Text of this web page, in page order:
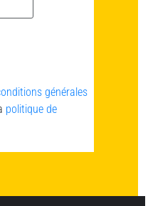
générales
politique de